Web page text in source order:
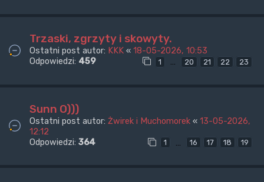
Trzaski, zgrzyty i skowyty.
Ostatni post autor: KKK « 18-05-2026, 10:53
Odpowiedzi: 459 1 … 20 21 22 23
Sunn O)))
Ostatni post autor: Żwirek i Muchomorek « 13-05-2026,
12:12
Odpowiedzi: 364 1 … 16 17 18 19